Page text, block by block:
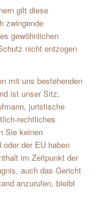
gilt diese
zwingende
gewöhnlichen
nicht entzogen
mit uns bestehenden
ist unser Sitz,
juristische
rechtliches
Sie keinen
der EU haben
im Zeitpunkt der
auch das Gericht
anzurufen, bleibt